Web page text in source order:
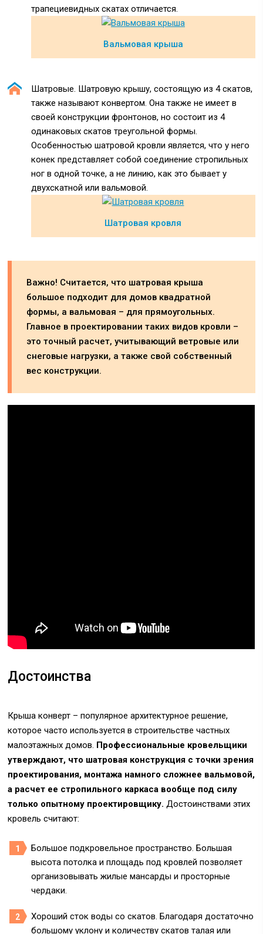
трапециевидных скатах отличается.
Вальмовая крыша
Шатровые. Шатровую крышу, состоящую из 4 скатов,
также называют конвертом. Она также не имеет в
своей конструкции фронтонов, но состоит из 4
одинаковых скатов треугольной формы.
Особенностью шатровой кровли является, что у него
конек представляет собой соединение стропильных
ног в одной точке, а не линию, как это бывает у
двухскатной или вальмовой.
Шатровая кровля
Важно! Считается, что шатровая крыша
большое подходит для домов квадратной
формы, а вальмовая – для прямоугольных.
Главное в проектировании таких видов кровли –
это точный расчет, учитывающий ветровые или
снеговые нагрузки, а также свой собственный
вес конструкции.
Достоинства
Крыша конверт – популярное архитектурное решение,
которое часто используется в строительстве частных
малоэтажных домов. Профессиональные кровельщики
утверждают, что шатровая конструкция с точки зрения
проектирования, монтажа намного сложнее вальмовой,
а расчет ее стропильного каркаса вообще под силу
только опытному проектировщику. Достоинствами этих
кровель считают:
Большое подкровельное пространство. Большая
высота потолка и площадь под кровлей позволяет
организовывать жилые мансарды и просторные
чердаки.
Хороший сток воды со скатов. Благодаря достаточно
большому уклону и количеству скатов талая или